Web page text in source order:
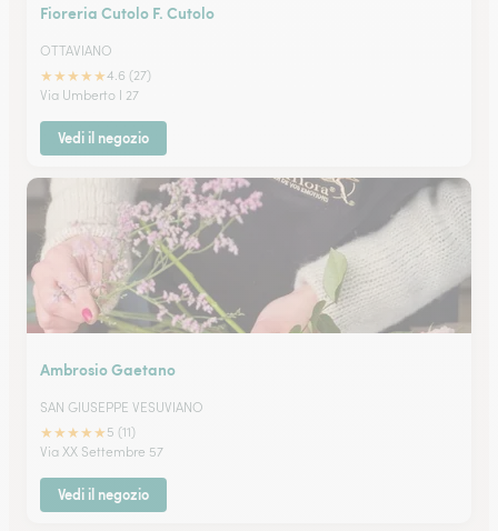
Fioreria Cutolo F. Cutolo
OTTAVIANO
★★★★★4.6 (27)
Via Umberto I 27
Vedi il negozio
Ambrosio Gaetano
SAN GIUSEPPE VESUVIANO
★★★★★ 5 (11)
Via XX Settembre 57
Vedi il negozio